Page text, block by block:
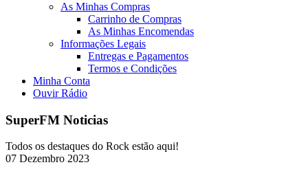
As Minhas Compras
Carrinho de Compras
As Minhas Encomendas
Informações Legais
Entregas e Pagamentos
Termos e Condições
Minha Conta
Ouvir Rádio
SuperFM Noticias
Todos os destaques do Rock estão aqui!
07 Dezembro 2023